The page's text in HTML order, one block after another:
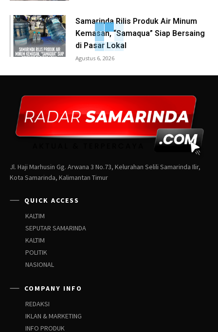
Samarinda Rilis Produk Air Minum
Kemasan, “Samaqua” Siap Bersaing
di Pasar Lokal
Agustus 6, 2026